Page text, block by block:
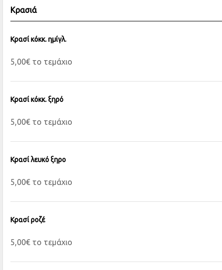
Κρασιά
Κρασί κόκκ. ημίγλ.
5,00€ το τεμάχιο
Κρασί κόκκ. ξηρό
5,00€ το τεμάχιο
Κρασί λευκό ξηρο
5,00€ το τεμάχιο
Κρασί ροζέ
5,00€ το τεμάχιο